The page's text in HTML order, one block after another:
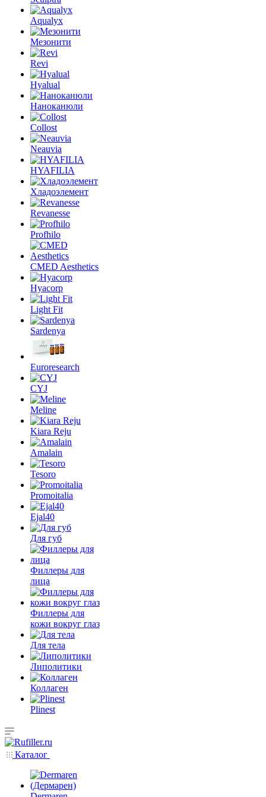
Aqualyx
Мезонити
Revi
Hyalual
Наноканюли
Collost
Neauvia
HYAFILIA
Хладоэлемент
Revanesse
Profhilo
CMED Aesthetics
Hyacorp
Light Fit
Sardenya
Euroresearch
CYJ
Meline
Kiara Reju
Amalain
Tesoro
Promoitalia
Ejal40
Для губ
Филлеры для
лица
Филлеры для
кожи вокруг глаз
Для тела
Липолитики
Коллаген
Plinest
Каталог